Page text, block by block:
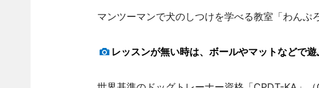
マンツーマンで犬のしつけを学べる教室「わんぷ
レッスンが無い時は、ボールやマットなどで